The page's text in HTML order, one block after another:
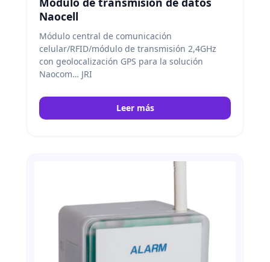
Naocell
Módulo central de comunicación
celular/RFID/módulo de transmisión 2,4GHz
con geolocalización GPS para la solución
Naocom… JRI
Leer más